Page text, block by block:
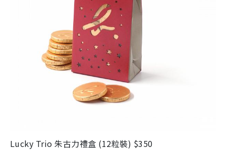
Lucky Trio朱古力禮盒 (12粒裝) $350